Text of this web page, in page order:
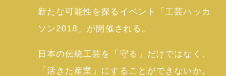
新たな可能性を探るイベント「工芸ハッカ
ソン2018」が開催される。
日本の伝統工芸を「守る」だけではなく、
「活きた産業」にすることができないか。